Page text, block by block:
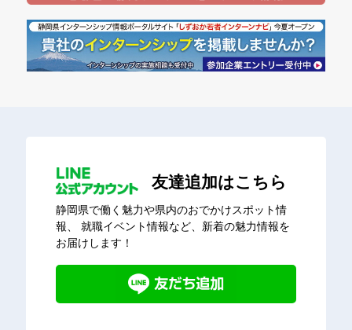
友達追加はこちら
静岡県で働く魅力や県内のおでかけスポット情
報、
就職イベント情報など、新着の魅力情報を
お届けします！